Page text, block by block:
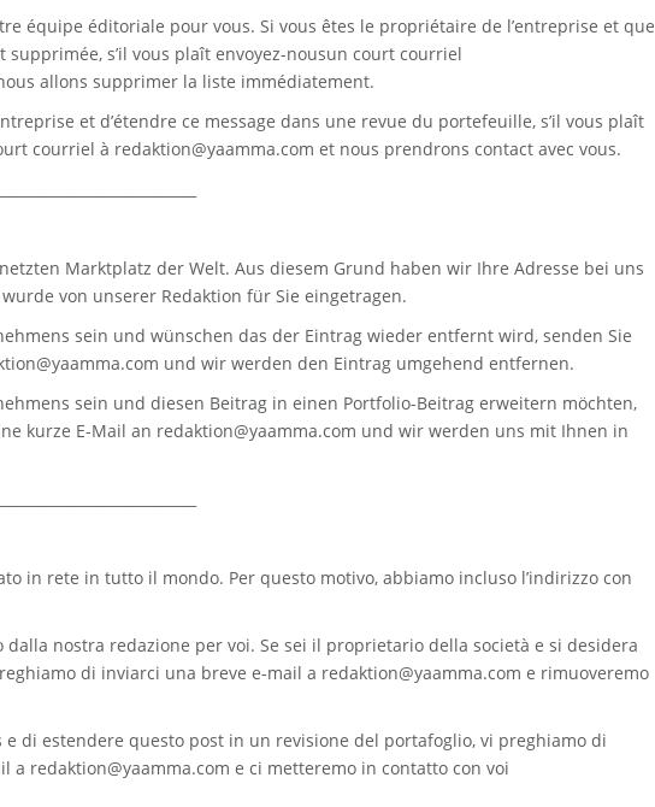
équipe éditoriale pour vous. Si vous êtes le propriétaire de l’entreprise et que
supprimée, s’il vous plaît envoyez-nousun court courriel
allons supprimer la liste immédiatement.
et d’étendre ce message dans une revue du portefeuille, s’il vous plaît
courriel à redaktion@yaamma.com et nous prendrons contact avec vous.
Marktplatz der Welt. Aus diesem Grund haben wir Ihre Adresse bei uns
von unserer Redaktion für Sie eingetragen.
sein und wünschen das der Eintrag wieder entfernt wird, senden Sie
und wir werden den Eintrag umgehend entfernen.
sein und diesen Beitrag in einen Portfolio-Beitrag erweitern möchten,
kurze E-Mail an redaktion@yaamma.com und wir werden uns mit Ihnen in
in rete in tutto il mondo. Per questo motivo, abbiamo incluso l’indirizzo con
nostra redazione per voi. Se sei il proprietario della società e si desidera
di inviarci una breve e-mail a redaktion@yaamma.com e rimuoveremo
di estendere questo post in un revisione del portafoglio, vi preghiamo di
a redaktion@yaamma.com e ci metteremo in contatto con voi